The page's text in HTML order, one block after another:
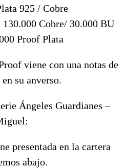
925 / Cobre
130.000 Cobre/ 30.000 BU
Proof Plata
viene con una notas de
su anverso.
presentada en la cartera
abajo.